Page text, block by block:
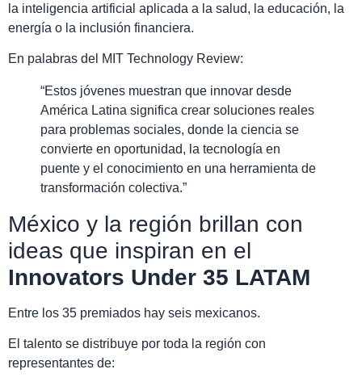
la inteligencia artificial aplicada a la salud, la educación, la
energía o la inclusión financiera.
En palabras del MIT Technology Review:
“Estos jóvenes muestran que innovar desde
América Latina significa crear soluciones reales
para problemas sociales, donde la ciencia se
convierte en oportunidad, la tecnología en
puente y el conocimiento en una herramienta de
transformación colectiva.”
México y la región brillan con
ideas que inspiran en el
Innovators Under 35 LATAM
Entre los 35 premiados hay seis mexicanos.
El talento se distribuye por toda la región con
representantes de: